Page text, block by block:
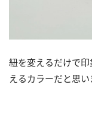
紐を変えるだけで
えるカラーだと思い